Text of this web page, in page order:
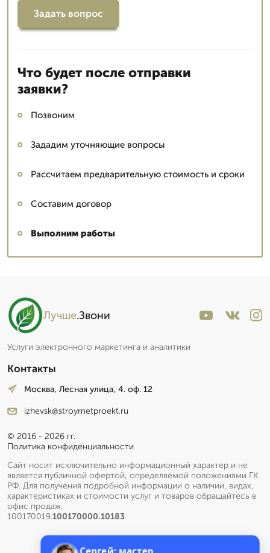
Задать вопрос
Что будет после отправки
заявки?
Позвоним
Зададим уточняющие вопросы
Рассчитаем предварительную стоимость и сроки
Составим договор
Выполним работы
Лучше.Звони
Услуги электронного маркетинга и аналитики
Контакты
Москва, Лесная улица, 4. оф. 12
izhevsk@stroymetproekt.ru
© 2016 - 2026 гг.
Политика конфиденциальности
Сайт носит исключительно информационный характер и не
является публичной офертой, определяемой положениями ГК
РФ. Для получения подробной информации о наличии, видах,
характеристиках и стоимости услуг и товаров обращайтесь в
офис продаж.
100170019.100170000.10183